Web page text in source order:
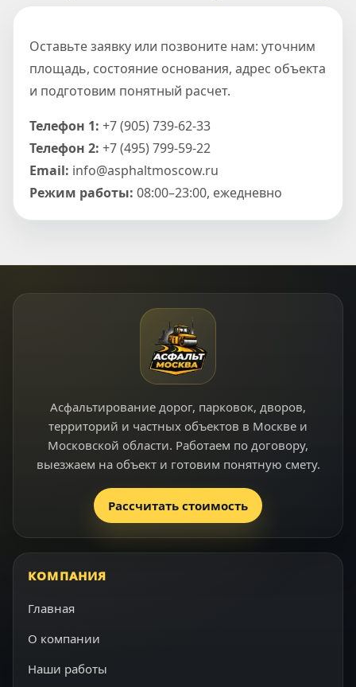
Оставьте заявку или позвоните нам: уточним
площадь, состояние основания, адрес объекта
и подготовим понятный расчет.
Телефон 1: +7 (905) 739-62-33
Телефон 2: +7 (495) 799-59-22
Email: info@asphaltmoscow.ru
Режим работы: 08:00–23:00, ежедневно
Асфальтирование дорог, парковок, дворов,
территорий и частных объектов в Москве и
Московской области. Работаем по договору,
выезжаем на объект и готовим понятную смету.
Рассчитать стоимость
КОМПАНИЯ
Главная
О компании
Наши работы